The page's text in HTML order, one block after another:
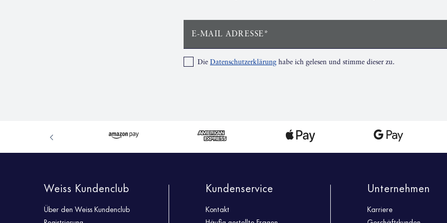
E-MAIL ADRESSE*
Die Datenschutzerklärung habe ich gelesen und stimme dieser zu.
Weiss Kundenclub
Über den Weiss Kundenclub
Kundenservice
Kontakt
Unternehmen
Karriere